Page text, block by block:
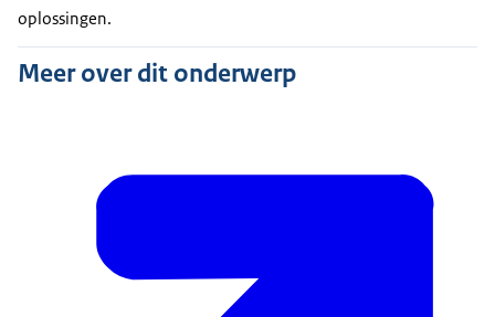
oplossingen.
Meer over dit onderwerp